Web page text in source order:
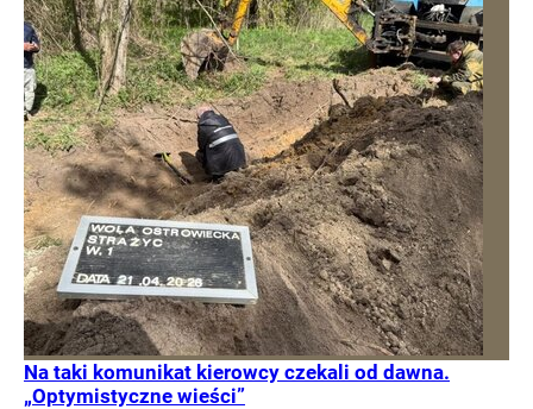
Na taki komunikat kierowcy czekali od dawna.
„Optymistyczne wieści”